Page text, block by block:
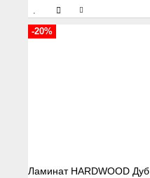
Ламинат HARDWOOD Дуб
-20%